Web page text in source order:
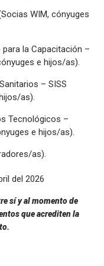
WIM, cónyuges
la Capacitación –
e hijos/as).
– SISS
as).
Tecnológicos –
e hijos/as).
as).
del 2026
sí y al momento de
que acrediten la